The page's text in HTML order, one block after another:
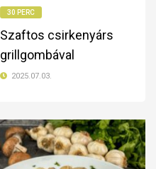
30 PERC
Szaftos csirkenyárs
grillgombával
2025.07.03.